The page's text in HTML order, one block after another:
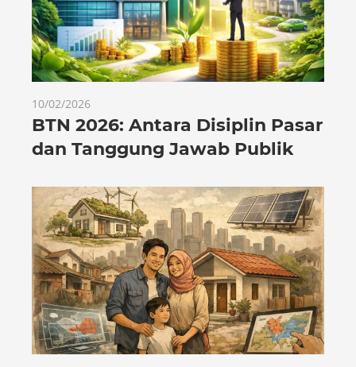
10/02/2026
BTN 2026: Antara Disiplin Pasar
dan Tanggung Jawab Publik